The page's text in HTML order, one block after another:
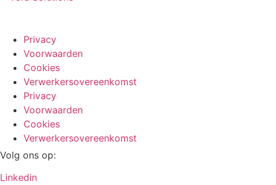
Privacy
Voorwaarden
Cookies
Verwerkersovereenkomst
Privacy
Voorwaarden
Cookies
Verwerkersovereenkomst
Volg ons op:
Linkedin